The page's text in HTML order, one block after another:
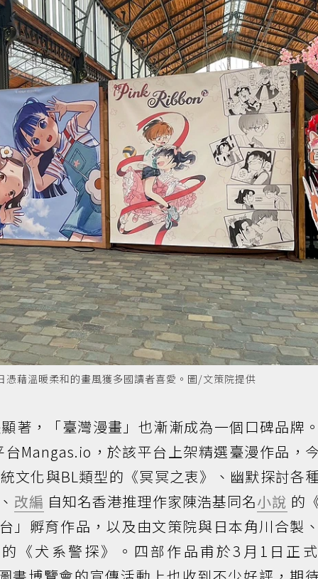
藉溫暖柔和的畫風獲多國讀者喜愛。圖/文策院提供
著，「臺灣漫畫」也漸漸成為一個口碑品牌
Mangas.io，於該平台上架精選臺漫作品，
文化與BL類型的《冥冥之衷》、幽默探討各
改編 自知名香港推理作家陳浩基同名小說 的
」孵育作品，以及由文策院與日本角川合製
《犬系警探》。四部作品甫於3月1日正